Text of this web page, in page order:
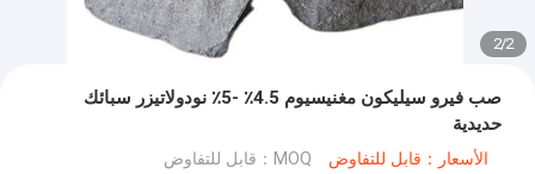
2
/
2
صب فيرو سيليكون مغنيسيوم 4.5٪ -5٪ نودولاتيزر سبائك
حديدية
الأسعار：قابل للتفاوض MOQ：قابل للتفاوض